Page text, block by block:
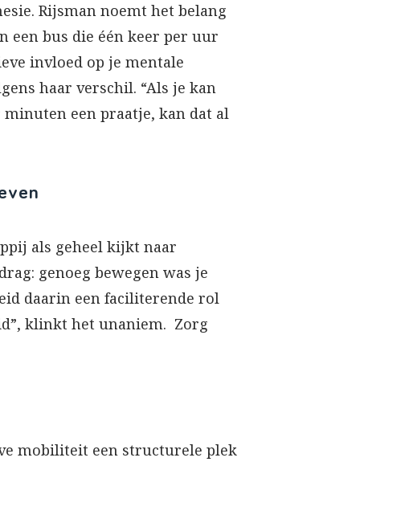
Rijsman noemt het belang
een bus die één keer per uur
invloed op je mentale
haar verschil. “Als je kan
een praatje, kan dat al
als geheel kijkt naar
genoeg bewegen was je
daarin een faciliterende rol
klinkt het unaniem. Zorg
mobiliteit een structurele plek